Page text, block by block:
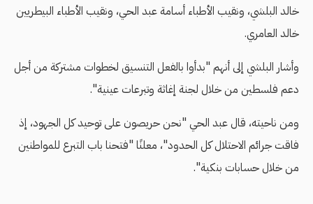
خالد البلشي، ونقيب الأطباء أسامة عبد الحي، ونقيب الأطباء البيطريين
خالد العامري.
وأشار البلشي إلى أنهم "بدأوا بالفعل التنسيق لخطوات مشتركة من أجل
دعم فلسطين من خلال لجنة إغاثة وتبرعات عينية".
ومن ناحيته، قال عبد الحي "نحن حريصون على توحيد كل الجهود، إذ
فاقت جرائم الاحتلال كل الحدود"، معلنًا "فتحنا باب التبرع للمواطنين
من خلال حسابات بنكية".